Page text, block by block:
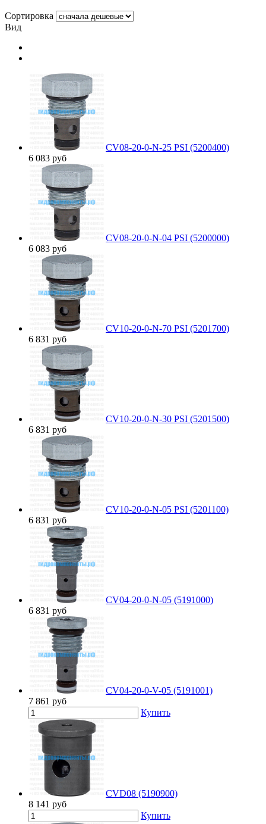
Сортировка
Вид
CV08-20-0-N-25 PSI (5200400)
6 083 руб
CV08-20-0-N-04 PSI (5200000)
6 083 руб
CV10-20-0-N-70 PSI (5201700)
6 831 руб
CV10-20-0-N-30 PSI (5201500)
6 831 руб
CV10-20-0-N-05 PSI (5201100)
6 831 руб
CV04-20-0-N-05 (5191000)
6 831 руб
CV04-20-0-V-05 (5191001)
7 861 руб
Купить
CVD08 (5190900)
8 141 руб
Купить